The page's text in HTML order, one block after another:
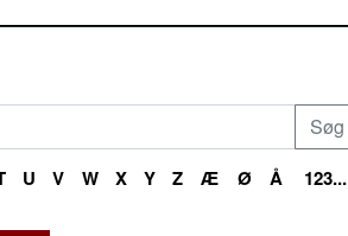
U V W X Y Z Æ Ø Å 123...